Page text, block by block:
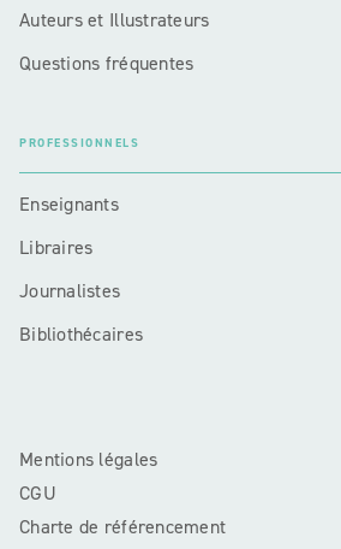
Auteurs et Illustrateurs
Questions fréquentes
PROFESSIONNELS
Enseignants
Libraires
Journalistes
Bibliothécaires
Mentions légales
CGU
Charte de référencement